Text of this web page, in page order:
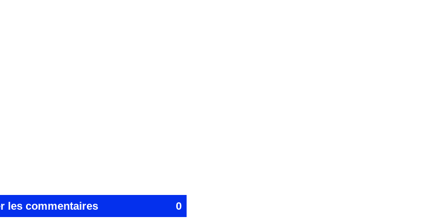
les commentaires 0